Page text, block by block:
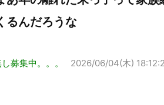
るんだろうな
募集中。。。 2026/06/04(木)